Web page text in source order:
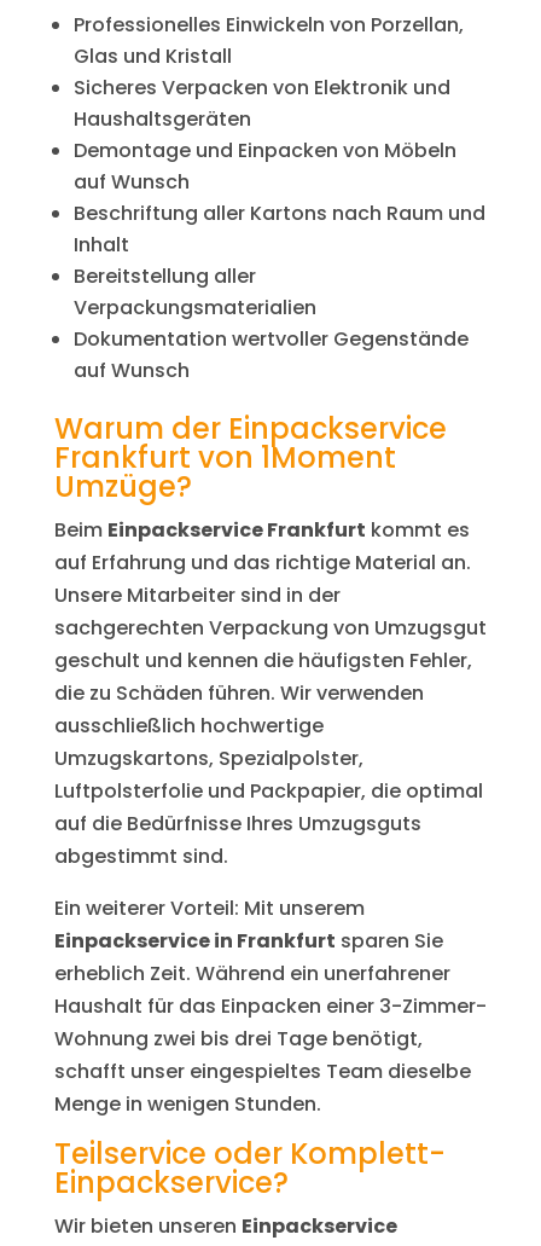
Professionelles Einwickeln von Porzellan,
Glas und Kristall
Sicheres Verpacken von Elektronik und
Haushaltsgeräten
Demontage und Einpacken von Möbeln
auf Wunsch
Beschriftung aller Kartons nach Raum und
Inhalt
Bereitstellung aller
Verpackungsmaterialien
Dokumentation wertvoller Gegenstände
auf Wunsch
Warum der Einpackservice
Frankfurt von 1Moment
Umzüge?
Beim Einpackservice Frankfurt kommt es
auf Erfahrung und das richtige Material an.
Unsere Mitarbeiter sind in der
sachgerechten Verpackung von Umzugsgut
geschult und kennen die häufigsten Fehler,
die zu Schäden führen. Wir verwenden
ausschließlich hochwertige
Umzugskartons, Spezialpolster,
Luftpolsterfolie und Packpapier, die optimal
auf die Bedürfnisse Ihres Umzugsguts
abgestimmt sind.
Ein weiterer Vorteil: Mit unserem
Einpackservice in Frankfurt sparen Sie
erheblich Zeit. Während ein unerfahrener
Haushalt für das Einpacken einer 3-Zimmer-
Wohnung zwei bis drei Tage benötigt,
schafft unser eingespieltes Team dieselbe
Menge in wenigen Stunden.
Teilservice oder Komplett-
Einpackservice?
Wir bieten unseren Einpackservice